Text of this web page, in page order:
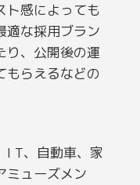
ト感によっても
適な採用ブラン
り、公開後の運
もらえるなどの
I T、自動車、家
ミューズメン